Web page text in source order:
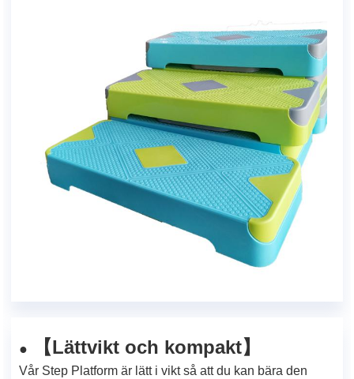
● 【Lättvikt och kompakt】
Vår Step Platform är lätt i vikt så att du kan bära den